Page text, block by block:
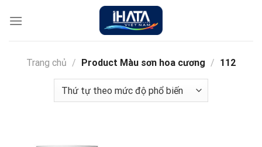
đến
Trang chủ / Product Màu sơn hoa cương / 112